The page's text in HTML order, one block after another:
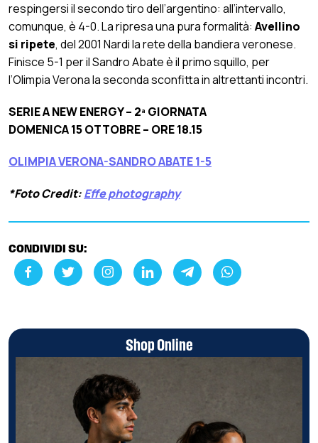
respingersi il secondo tiro dell’argentino: all’intervallo,
comunque, è 4-0. La ripresa una pura formalità: Avellino
si ripete, del 2001 Nardi la rete della bandiera veronese.
Finisce 5-1 per il Sandro Abate è il primo squillo, per
l’Olimpia Verona la seconda sconfitta in altrettanti incontri.
SERIE A NEW ENERGY – 2ª GIORNATA
DOMENICA 15 OTTOBRE – ORE 18.15
OLIMPIA VERONA-SANDRO ABATE 1-5
*Foto Credit:Effe photography
CONDIVIDI SU:
Shop Online